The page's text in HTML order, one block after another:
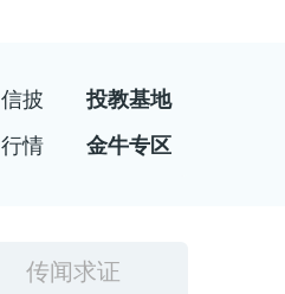
信披
投教基地
行情 金牛专区
传闻求证